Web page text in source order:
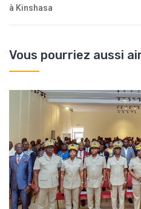
à Kinshasa
Vous pourriez aussi